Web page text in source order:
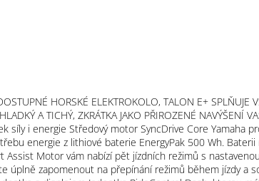
HORSKÉ ELEKTROKOLO, TALON E+ SPLŇUJE
A TICHÝ, ZKRÁTKA JAKO PŘIROZENÉ
síly i energie Středový motor SyncDrive Core
energie z lithiové baterie EnergyPak 500 Wh.
Assist Motor vám nabízí pět jízdních režimů s
úplně zapomenout na přepínání režimů během jízdy